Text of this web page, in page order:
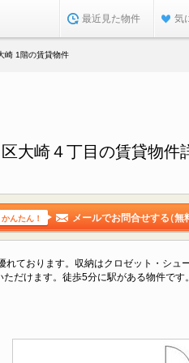
最近見た物件 気
1階の賃貸物件
崎４丁目の賃貸物件
かんたん！ メールでお問合せする（無
ております。収納はクロゼット・シュ
だけます。徒歩5分に駅がある物件です。